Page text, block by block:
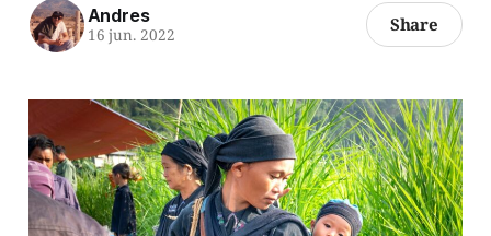
Andres
16 jun. 2022 Share